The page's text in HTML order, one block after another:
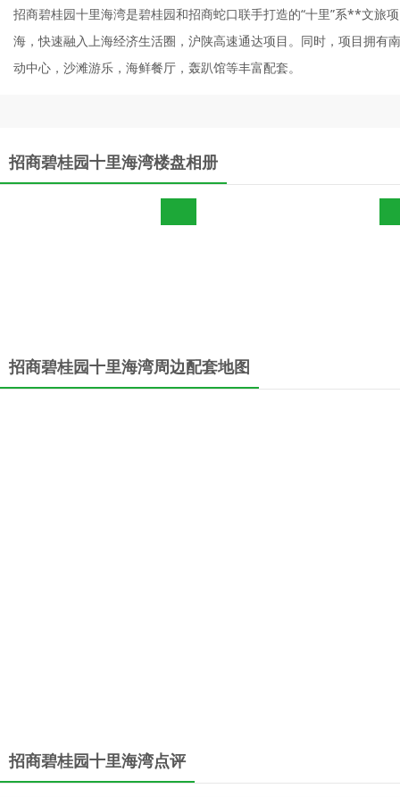
招商碧桂园十里海湾是碧桂园和招商蛇口联手打造的“十里”系**文
海，快速融入上海经济生活圈，沪陕高速通达项目。同时，项目拥
动中心，沙滩游乐，海鲜餐厅，轰趴馆等丰富配套。
招商碧桂园十里海湾楼盘相册
招商碧桂园十里海湾周边配套地图
招商碧桂园十里海湾点评